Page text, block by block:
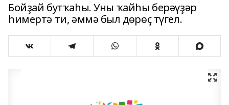
Бойҙай бутҡаһы. Уны ҡайһы берәүҙәр
һимертә ти, әммә был дөрөҫ түгел.